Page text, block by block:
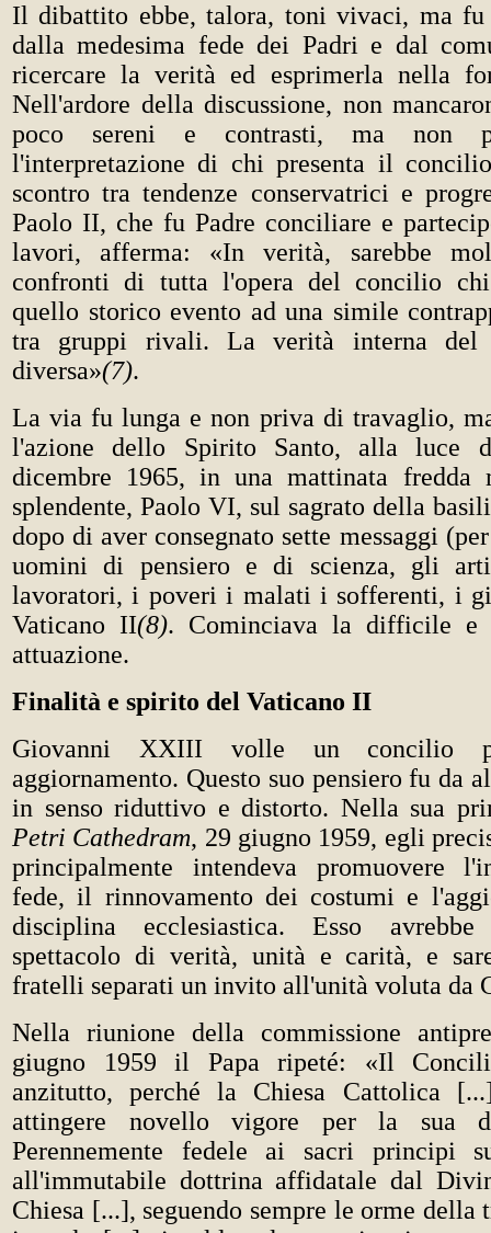
Il dibattito ebbe, talora, toni vivaci, ma fu
dalla medesima fede dei Padri e dal
ricercare la verità ed esprimerla nella
Nell'ardore della discussione, non
poco sereni e contrasti, ma non
l'interpretazione di chi presenta il
scontro tra tendenze conservatrici e
Paolo II, che fu Padre conciliare e
lavori, afferma: «In verità, sarebbe
confronti di tutta l'opera del concilio chi
quello storico evento ad una simile
tra gruppi rivali. La verità interna del
diversa»(7).
La via fu lunga e non priva di travaglio,
l'azione dello Spirito Santo, alla luce
dicembre 1965, in una mattinata fredda
splendente, Paolo VI, sul sagrato della
dopo di aver consegnato sette messaggi
uomini di pensiero e di scienza, gli
lavoratori, i poveri i malati i sofferenti, i
Vaticano II(8). Cominciava la difficile e
attuazione.
Finalità e spirito del Vaticano II
Giovanni XXIII volle un concilio
aggiornamento. Questo suo pensiero fu da
in senso riduttivo e distorto. Nella sua
Petri Cathedram, 29 giugno 1959, egli
principalmente intendeva promuovere
fede, il rinnovamento dei costumi e
disciplina ecclesiastica. Esso
spettacolo di verità, unità e carità, e
fratelli separati un invito all'unità voluta da
Nella riunione della commissione
giugno 1959 il Papa ripeté: «Il
anzitutto, perché la Chiesa Cattolica
attingere novello vigore per la sua
Perennemente fedele ai sacri principi
all'immutabile dottrina affidatale dal
Chiesa [...], seguendo sempre le orme della